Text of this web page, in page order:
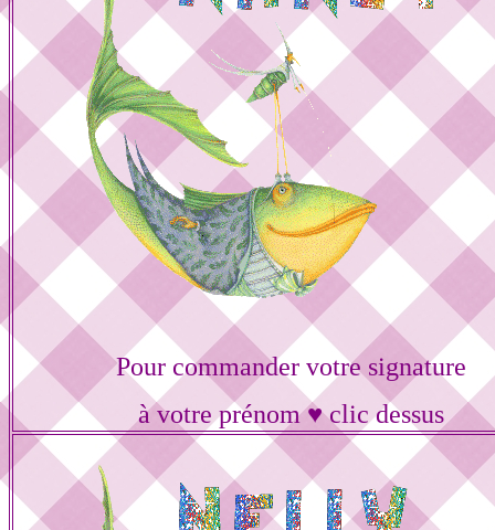
Pour commander votre signature
à votre prénom ♥ clic dessus